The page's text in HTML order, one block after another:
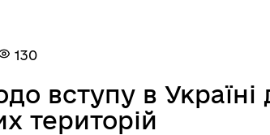
130
вступу в Україні
територій